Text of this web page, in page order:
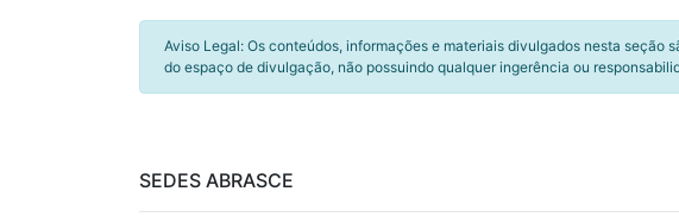
Aviso Legal: Os conteúdos, informações e materiais divulgados nesta
do espaço de divulgação, não possuindo qualquer ingerência ou
SEDES ABRASCE